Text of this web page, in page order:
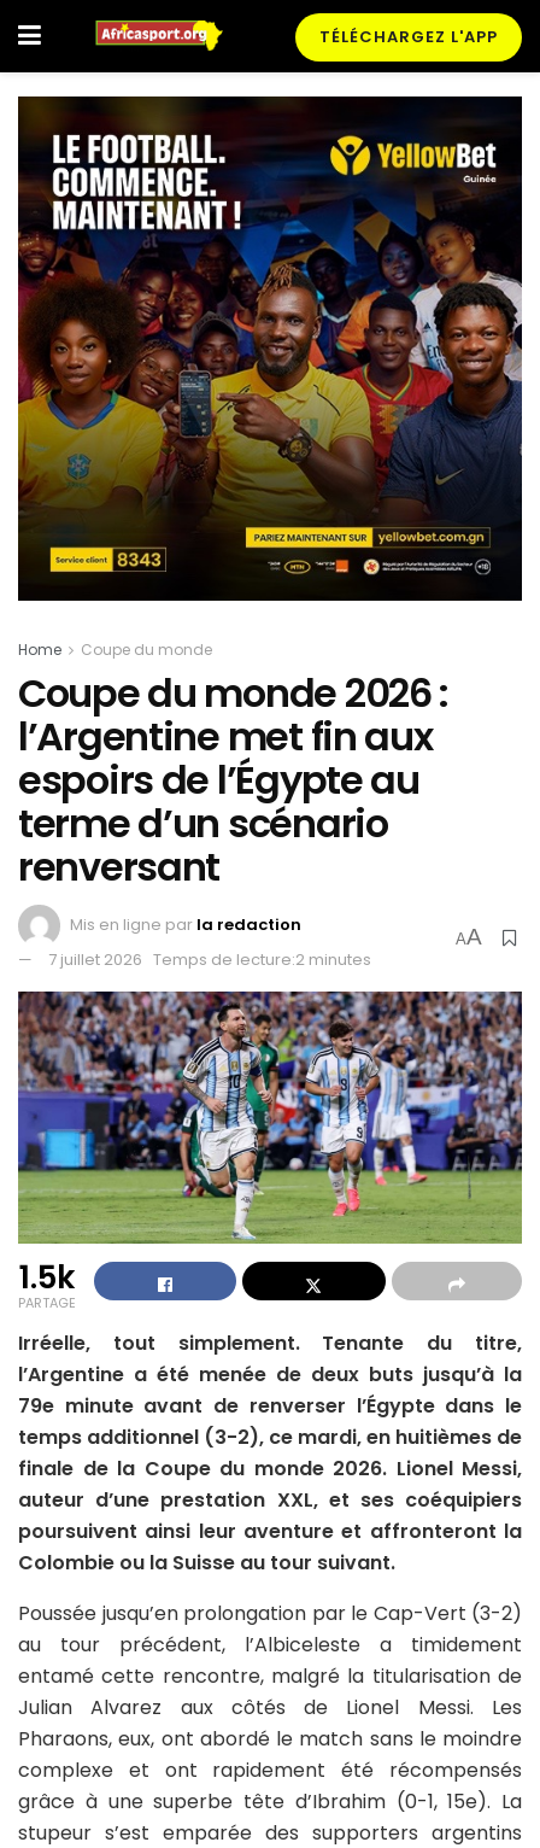
TÉLÉCHARGEZ L'APP
Home Coupe du monde
Coupe du monde 2026 :
l’Argentine met fin aux
espoirs de l’Égypte au
terme d’un scénario
renversant
Mis en ligne par la redaction
7 juillet 2026 Temps de lecture:2 minutes
AA
1.5k
PARTAGE
Irréelle, tout simplement. Tenante du titre,
l’Argentine a été menée de deux buts jusqu’à la
79e minute avant de renverser l’Égypte dans le
temps additionnel (3-2), ce mardi, en huitièmes de
finale de la Coupe du monde 2026. Lionel Messi,
auteur d’une prestation XXL, et ses coéquipiers
poursuivent ainsi leur aventure et affronteront la
Colombie ou la Suisse au tour suivant.
Poussée jusqu’en prolongation par le Cap-Vert (3-2)
au tour précédent, l’Albiceleste a timidement
entamé cette rencontre, malgré la titularisation de
Julian Alvarez aux côtés de Lionel Messi. Les
Pharaons, eux, ont abordé le match sans le moindre
complexe et ont rapidement été récompensés
grâce à une superbe tête d’Ibrahim (0-1, 15e). La
stupeur s’est emparée des supporters argentins